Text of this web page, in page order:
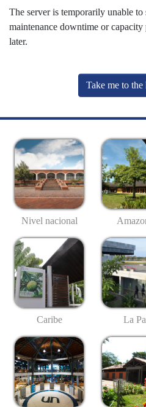
The server is temporarily unable
maintenance downtime or capacity
later.
Take me to the
Nivel nacional
Caribe La